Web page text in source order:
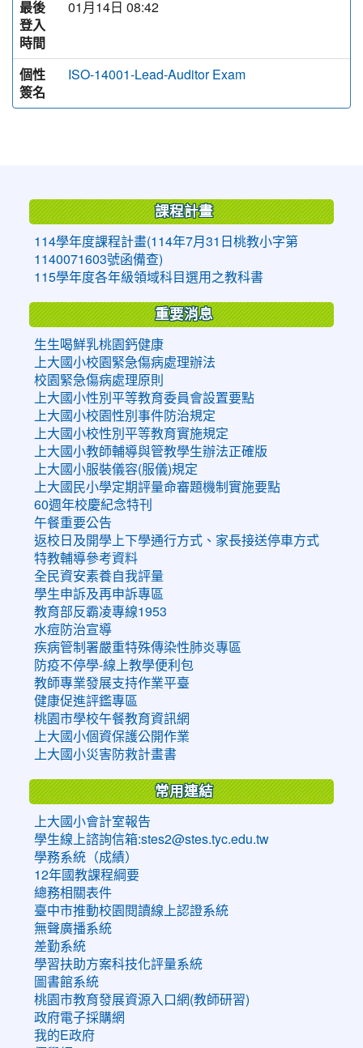
最後
登入
時間
01月14日 08:42
個性
簽名
ISO-14001-Lead-Auditor Exam
課程計畫
114學年度課程計畫(114年7月31日桃教小字第
1140071603號函備查)
115學年度各年級領域科目選用之教科書
重要消息
生生喝鮮乳桃園鈣健康
上大國小校園緊急傷病處理辦法
校園緊急傷病處理原則
上大國小性別平等教育委員會設置要點
上大國小校園性別事件防治規定
上大國小校性別平等教育實施規定
上大國小教師輔導與管教學生辦法正確版
上大國小服裝儀容(服儀)規定
上大國民小學定期評量命審題機制實施要點
60週年校慶紀念特刊
午餐重要公告
返校日及開學上下學通行方式、家長接送停車方式
特教輔導參考資料
全民資安素養自我評量
學生申訴及再申訴專區
教育部反霸凌專線1953
水痘防治宣導
疾病管制署嚴重特殊傳染性肺炎專區
防疫不停學-線上教學便利包
教師專業發展支持作業平臺
健康促進評鑑專區
桃園市學校午餐教育資訊網
上大國小個資保護公開作業
上大國小災害防救計畫書
常用連結
上大國小會計室報告
學生線上諮詢信箱:stes2@stes.tyc.edu.tw
學務系統（成績）
12年國教課程綱要
總務相關表件
臺中市推動校園閱讀線上認證系統
無聲廣播系統
差勤系統
學習扶助方案科技化評量系統
圖書館系統
桃園市教育發展資源入口網(教師研習)
政府電子採購網
我的E政府